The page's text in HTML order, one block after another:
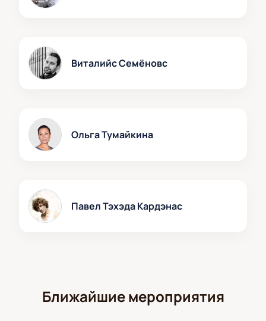
Виталийс Семёновс
Ольга Тумайкина
Павел Тэхэда Кардэнас
Ближайшие мероприятия